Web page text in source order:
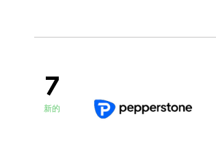
7
新的